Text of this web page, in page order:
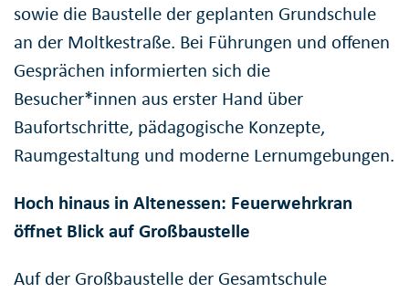
sowie die Baustelle der geplanten Grundschule
an der Moltkestraße. Bei Führungen und offenen
Gesprächen informierten sich die
Besucher*innen aus erster Hand über
Baufortschritte, pädagogische Konzepte,
Raumgestaltung und moderne Lernumgebungen.
Hoch hinaus in Altenessen: Feuerwehrkran
öffnet Blick auf Großbaustelle
Auf der Großbaustelle der Gesamtschule